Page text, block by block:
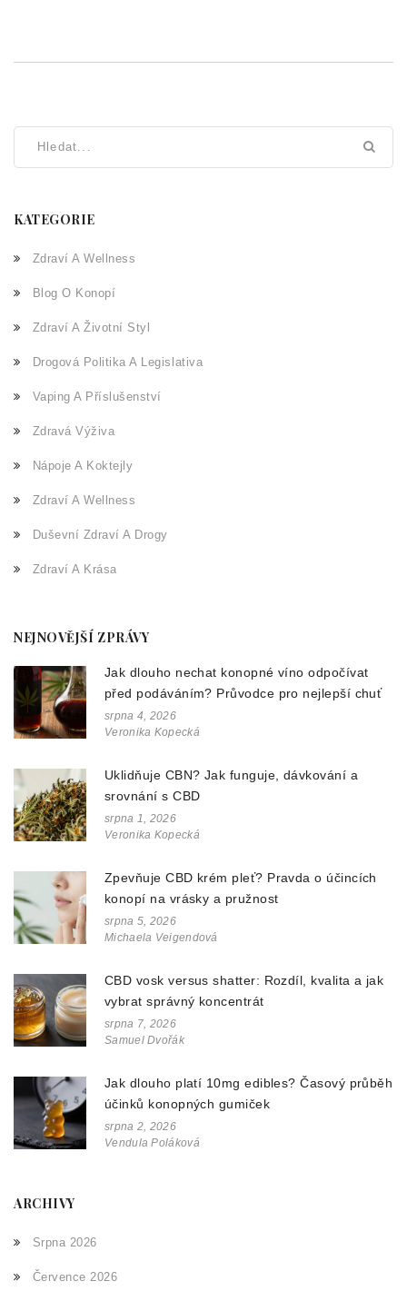
KATEGORIE
Zdraví A Wellness
Blog O Konopí
Zdraví A Životní Styl
Drogová Politika A Legislativa
Vaping A Příslušenství
Zdravá Výživa
Nápoje A Koktejly
Zdraví A Wellness
Duševní Zdraví A Drogy
Zdraví A Krása
NEJNOVĚJŠÍ ZPRÁVY
Jak dlouho nechat konopné víno odpočívat
před podáváním? Průvodce pro nejlepší chuť
srpna 4, 2026
Veronika Kopecká
Uklidňuje CBN? Jak funguje, dávkování a
srovnání s CBD
srpna 1, 2026
Veronika Kopecká
Zpevňuje CBD krém pleť? Pravda o účincích
konopí na vrásky a pružnost
srpna 5, 2026
Michaela Veigendová
CBD vosk versus shatter: Rozdíl, kvalita a jak
vybrat správný koncentrát
srpna 7, 2026
Samuel Dvořák
Jak dlouho platí 10mg edibles? Časový průběh
účinků konopných gumiček
srpna 2, 2026
Vendula Poláková
ARCHIVY
Srpna 2026
Července 2026